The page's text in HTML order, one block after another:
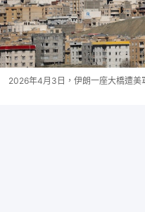
2026年4月3日，伊朗一座大橋遭美